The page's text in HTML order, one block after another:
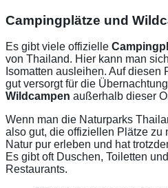
Campingplätze und
Es gibt viele offizielle
von Thailand. Hier kann man
Isomatten ausleihen. Auf diesen
gut versorgt für die
Wildcampen außerhalb dieser
Wenn man die Naturparks
also gut, die offiziellen Plätze zu
Natur pur erleben und hat
Es gibt oft Duschen, Toiletten
Restaurants.